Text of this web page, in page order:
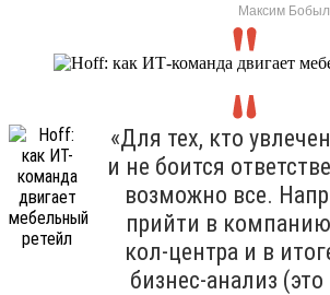
Максим
«Для тех, кто
и не боится
возможно все.
прийти в
кол-центра и в
бизнес-анализ